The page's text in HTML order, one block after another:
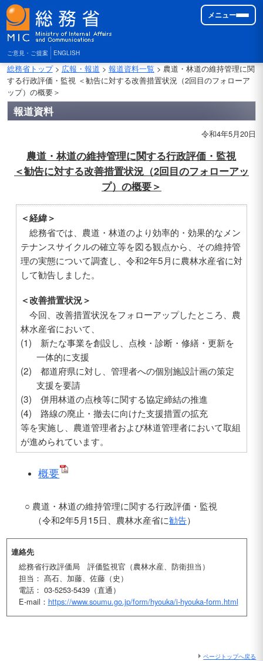
ご意見・ご提案 ENGLISH
メニュー
総務省トップ> 広報・報道 > 報道資料一覧> 農道・林道の維持管理に関
する行政評価・監視 ＜勧告に対する改善措置状況（2回目のフォローア
ップ）の概要＞
報道資料
令和4年5月20日
農道・林道の維持管理に関する行政評価・監視
＜勧告に対する改善措置状況（2回目のフォローアッ
プ）の概要＞
＜経緯＞
総務省では、農道・林道のより効率的・効果的なメン
テナンスサイクルの確立等を図る観点から、その維持管
理の実態について調査し、令和2年5月に農林水産省に対
して勧告しました。
＜改善措置状況＞
今回、改善措置状況をフォローアップしたところ、農
林水産省において、
(1) 新たな事業を創設し、点検・診断・修繕・更新を
一体的に支援
(2) 都道府県に対し、管理者への個別施設計画の策定
支援を要請
(3) 併用林道の点検等に関する協定締結の推進
(4) 路線の廃止・撤去に向けた支援措置の拡充
等を実施し、農道管理者および林道管理者において取組
が進められています。
概要
○ 農道・林道の維持管理に関する行政評価・監視
（令和2年5月15日、農林水産省に勧告）
連絡先
総務省行政評価局 評価監視官（農林水産、防衛担当）
担当： 髙石、加藤、佐藤（史）
電話： 03-5253-5439（直通）
E-mail： https://www.soumu.go.jp/form/hyouka/i-hyouka-form.html
ページトップへ戻る